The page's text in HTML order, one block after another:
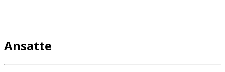
Ansatte